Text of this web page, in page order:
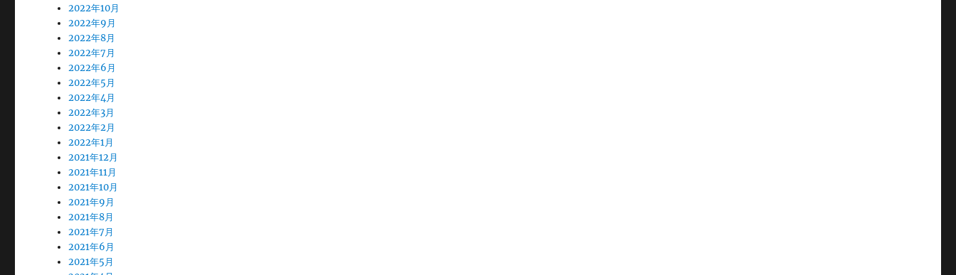
2022年10月
2022年9月
2022年8月
2022年7月
2022年6月
2022年5月
2022年4月
2022年3月
2022年2月
2022年1月
2021年12月
2021年11月
2021年10月
2021年9月
2021年8月
2021年7月
2021年6月
2021年5月